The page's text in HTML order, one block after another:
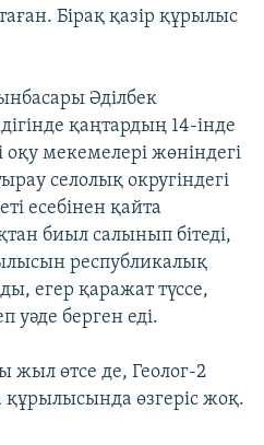
Бірақ қазір құрылыс
Әділбек
қаңтардың 14-інде
оқу мекемелері жөніндегі
селолық округіндегі
есебінен қайта
биыл салынып бітеді,
республикалық
егер қаражат түссе,
уәде берген еді.
жыл өтсе де, Геолог-2
өзгеріс жоқ.